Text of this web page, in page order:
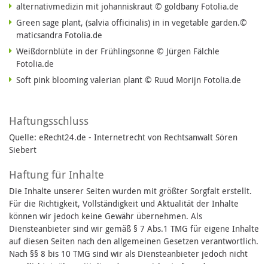
alternativmedizin mit johanniskraut © goldbany Fotolia.de
Green sage plant, (salvia officinalis) in in vegetable garden.©
maticsandra Fotolia.de
Weißdornblüte in der Frühlingsonne © Jürgen Fälchle
Fotolia.de
Soft pink blooming valerian plant © Ruud Morijn Fotolia.de
Haftungsschluss
Quelle: eRecht24.de - Internetrecht von Rechtsanwalt Sören
Siebert
Haftung für Inhalte
Die Inhalte unserer Seiten wurden mit größter Sorgfalt erstellt.
Für die Richtigkeit, Vollständigkeit und Aktualität der Inhalte
können wir jedoch keine Gewähr übernehmen. Als
Diensteanbieter sind wir gemäß § 7 Abs.1 TMG für eigene Inhalte
auf diesen Seiten nach den allgemeinen Gesetzen verantwortlich.
Nach §§ 8 bis 10 TMG sind wir als Diensteanbieter jedoch nicht